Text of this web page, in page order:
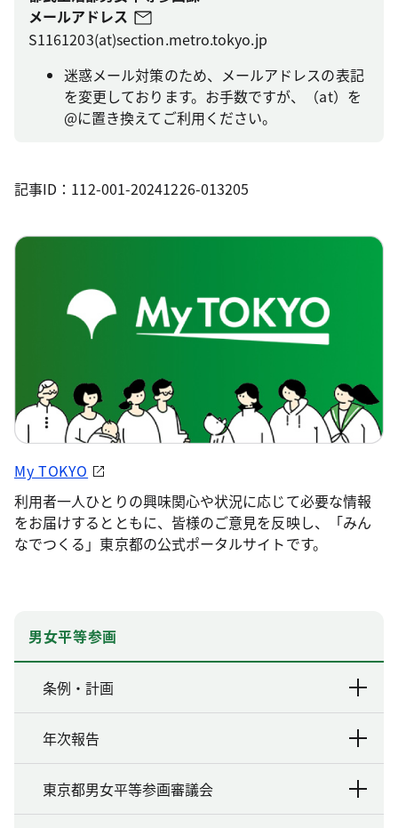
メールアドレス
S1161203(at)section.metro.tokyo.jp
迷惑メール対策のため、メールアドレスの表記
を変更しております。お手数ですが、（at）を
@に置き換えてご利用ください。
記事ID：112-001-20241226-013205
My TOKYO
利用者一人ひとりの興味関心や状況に応じて必要な情報
をお届けするとともに、皆様のご意見を反映し、「みん
なでつくる」東京都の公式ポータルサイトです。
男女平等参画
条例・計画
年次報告
東京都男女平等参画審議会